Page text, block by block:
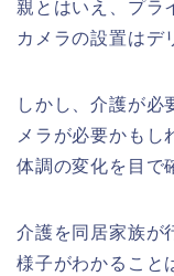
親とはいえ、プラ
カメラの設置はデ
しかし、介護が必
メラが必要かもし
体調の変化を目で
介護を同居家族が
様子がわかること